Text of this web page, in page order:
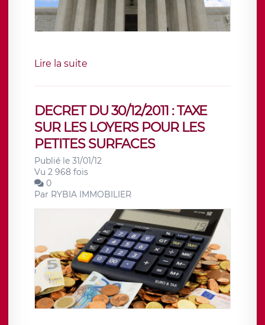
Lire la suite
DECRET DU 30/12/2011 : TAXE
SUR LES LOYERS POUR LES
PETITES SURFACES
Publié le 31/01/12
Vu 2 968 fois
0
Par RYBIA IMMOBILIER